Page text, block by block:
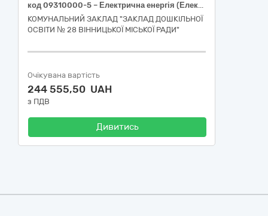
код 09310000-5 – Електрична енергія (Електрична енергія)
КОМУНАЛЬНИЙ ЗАКЛАД "ЗАКЛАД ДОШКІЛЬНОЇ
ОСВІТИ № 28 ВІННИЦЬКОЇ МІСЬКОЇ РАДИ"
Очікувана вартість
244 555,50 UAH
з ПДВ
Дивитись